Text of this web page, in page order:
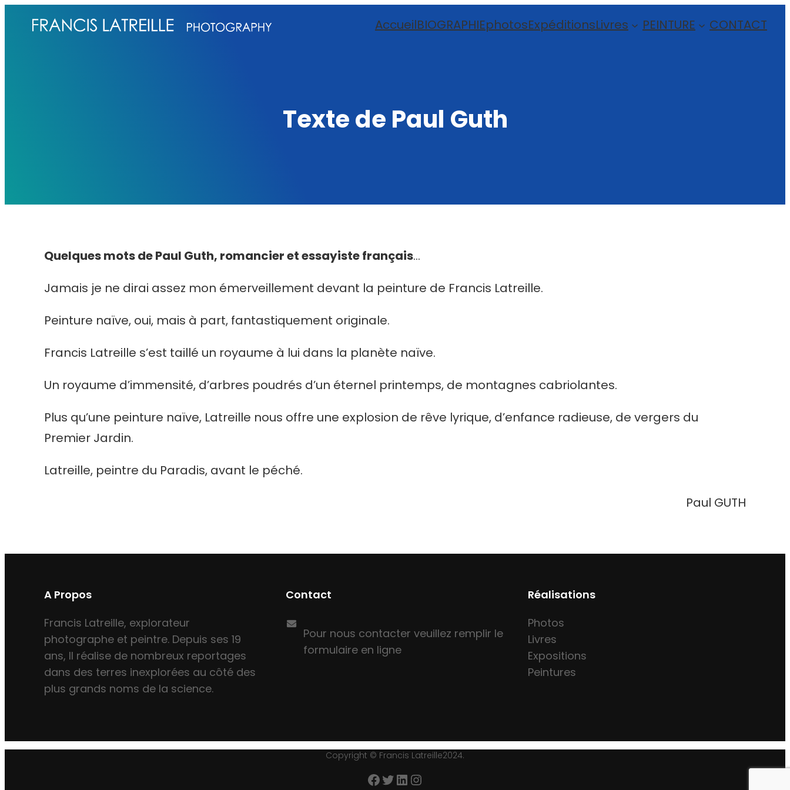
AccueilBIOGRAPHIEphotosExpéditionsLivres PEINTURE CONTACT
Texte de Paul Guth
Quelques mots de Paul Guth, romancier et essayiste français…
Jamais je ne dirai assez mon émerveillement devant la peinture de Francis Latreille.
Peinture naïve, oui, mais à part, fantastiquement originale.
Francis Latreille s’est taillé un royaume à lui dans la planète naïve.
Un royaume d’immensité, d’arbres poudrés d’un éternel printemps, de montagnes cabriolantes.
Plus qu’une peinture naïve, Latreille nous offre une explosion de rêve lyrique, d’enfance radieuse, de vergers du
Premier Jardin.
Latreille, peintre du Paradis, avant le péché.
Paul GUTH
A Propos
Francis Latreille, explorateur
photographe et peintre. Depuis ses 19
ans, Il réalise de nombreux reportages
dans des terres inexplorées au côté des
plus grands noms de la science.
Contact
Pour nous contacter veuillez remplir le
formulaire en ligne
Réalisations
Photos
Livres
Expositions
Peintures
Copyright © Francis Latreille2024.
Facebook
Twitter
LinkedIn
Instagram